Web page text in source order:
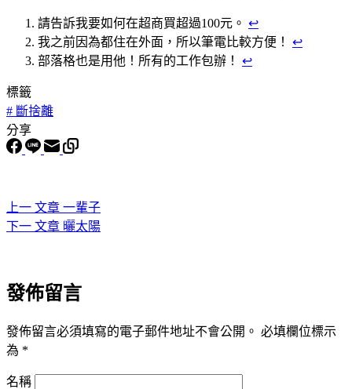
請告訴我要如何在超商買超過100元。 ↩︎
我之前因為都住在外面，所以筆電比較方便！ ↩︎
部落格也是用他！所有的工作包辦！ ↩︎
標籤
# 斷捨離
分享
上一 文章 一輩子
下一 文章 曬太陽
發佈留言
發佈留言必須填寫的電子郵件地址不會公開。 必填欄位標示
為 *
名稱